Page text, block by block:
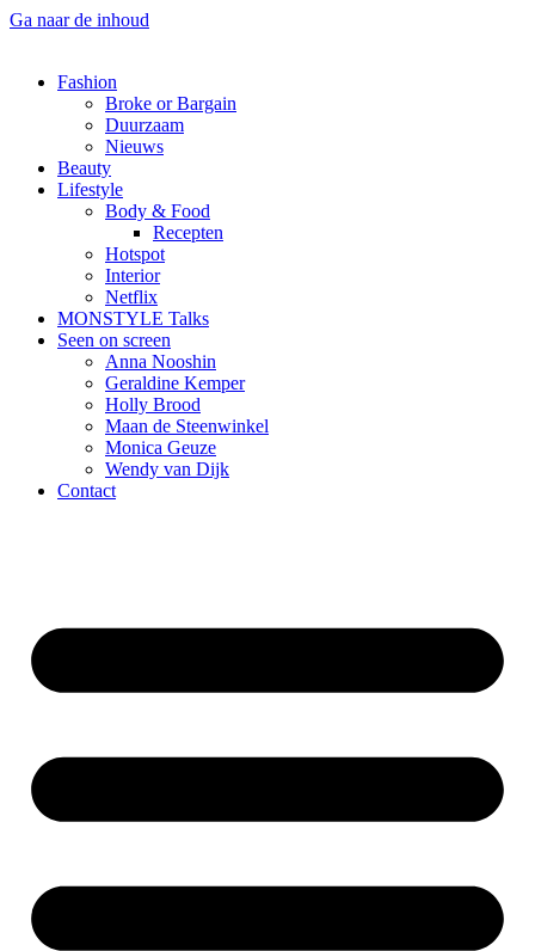
Ga naar de inhoud
Fashion
Broke or Bargain
Duurzaam
Nieuws
Beauty
Lifestyle
Body & Food
Recepten
Hotspot
Interior
Netflix
MONSTYLE Talks
Seen on screen
Anna Nooshin
Geraldine Kemper
Holly Brood
Maan de Steenwinkel
Monica Geuze
Wendy van Dijk
Contact